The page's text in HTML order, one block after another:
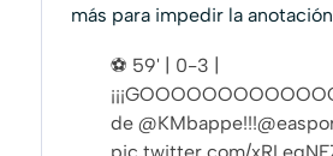
más para impedir la
⚽ 59' | 0-3 |
de @KMbappe!!!